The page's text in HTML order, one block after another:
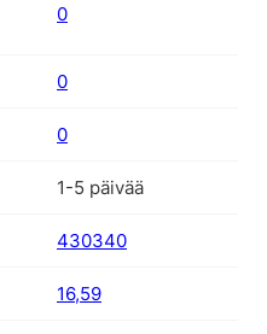
0
0
0
1-5 päivää
430340
16,59